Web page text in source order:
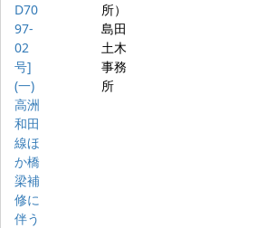
D70
97-
02
号]
(一)
高洲
和田
線ほ
か橋
梁補
修に
伴う
所）
島田
土木
事務
所